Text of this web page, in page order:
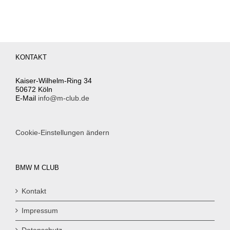
KONTAKT
Kaiser-Wilhelm-Ring 34
50672 Köln
E-Mail info@m-club.de
Cookie-Einstellungen ändern
BMW M CLUB
Kontakt
Impressum